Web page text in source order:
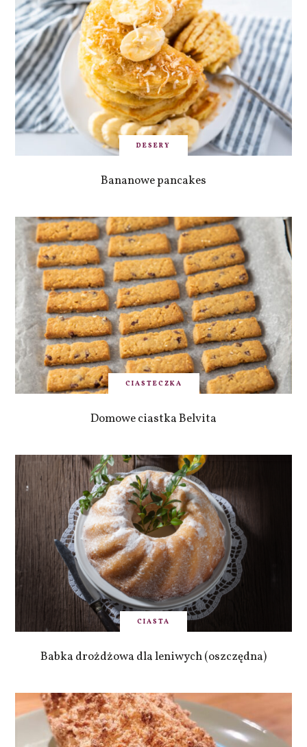
DESERY
Bananowe pancakes
CIASTECZKA
Domowe ciastka Belvita
CIASTA
Babka drożdżowa dla leniwych (oszczędna)